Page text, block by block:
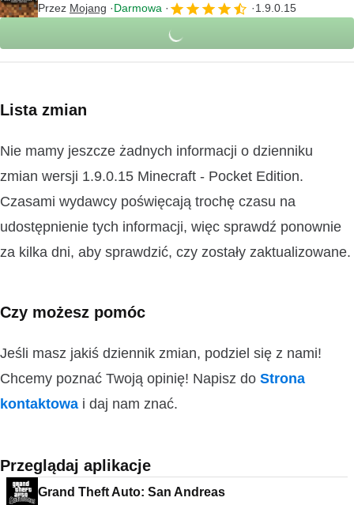
Przez Mojang Darmowa 1.9.0.15
Lista zmian
Nie mamy jeszcze żadnych informacji o dzienniku
zmian wersji 1.9.0.15 Minecraft - Pocket Edition.
Czasami wydawcy poświęcają trochę czasu na
udostępnienie tych informacji, więc sprawdź ponownie
za kilka dni, aby sprawdzić, czy zostały zaktualizowane.
Czy możesz pomóc
Jeśli masz jakiś dziennik zmian, podziel się z nami!
Chcemy poznać Twoją opinię! Napisz do Strona
kontaktowa i daj nam znać.
Przeglądaj aplikacje
Grand Theft Auto: San Andreas